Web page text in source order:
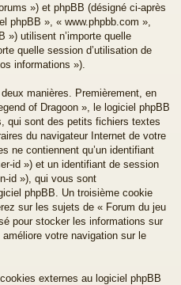
») et phpBB (désigné ci-après
phpBB », « www.phpbb.com »,
») utilisent n’importe quelle
quelle session d’utilisation de
informations »).
manières. Premièrement, en
of Dragoon », le logiciel phpBB
qui sont des petits fichiers textes
du navigateur Internet de votre
ne contiennent qu’un identifiant
id ») et un identifiant de session
id »), qui vous sont
phpBB. Un troisième cookie
sur les sujets de « Forum du jeu
pour stocker les informations sur
votre navigation sur le
externes au logiciel phpBB